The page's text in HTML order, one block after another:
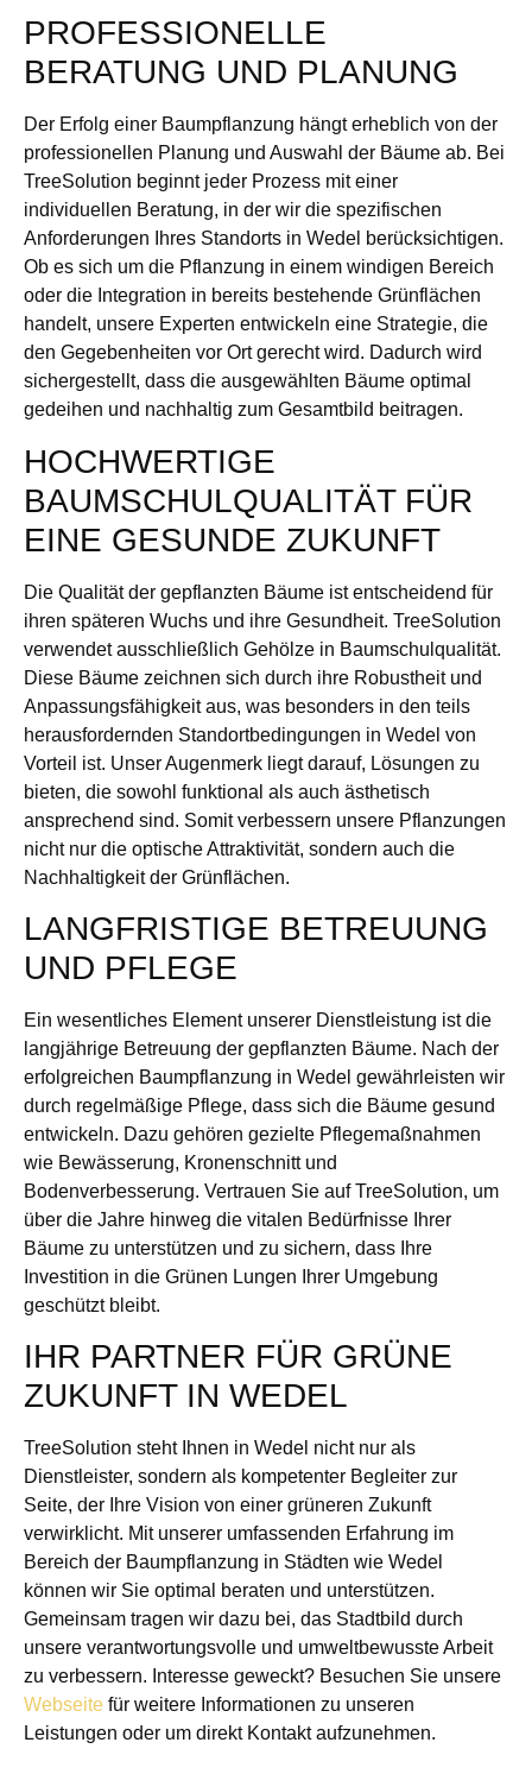
PROFESSIONELLE
BERATUNG UND PLANUNG
Der Erfolg einer Baumpflanzung hängt erheblich von der
professionellen Planung und Auswahl der Bäume ab. Bei
TreeSolution beginnt jeder Prozess mit einer
individuellen Beratung, in der wir die spezifischen
Anforderungen Ihres Standorts in Wedel berücksichtigen.
Ob es sich um die Pflanzung in einem windigen Bereich
oder die Integration in bereits bestehende Grünflächen
handelt, unsere Experten entwickeln eine Strategie, die
den Gegebenheiten vor Ort gerecht wird. Dadurch wird
sichergestellt, dass die ausgewählten Bäume optimal
gedeihen und nachhaltig zum Gesamtbild beitragen.
HOCHWERTIGE
BAUMSCHULQUALITÄT FÜR
EINE GESUNDE ZUKUNFT
Die Qualität der gepflanzten Bäume ist entscheidend für
ihren späteren Wuchs und ihre Gesundheit. TreeSolution
verwendet ausschließlich Gehölze in Baumschulqualität.
Diese Bäume zeichnen sich durch ihre Robustheit und
Anpassungsfähigkeit aus, was besonders in den teils
herausfordernden Standortbedingungen in Wedel von
Vorteil ist. Unser Augenmerk liegt darauf, Lösungen zu
bieten, die sowohl funktional als auch ästhetisch
ansprechend sind. Somit verbessern unsere Pflanzungen
nicht nur die optische Attraktivität, sondern auch die
Nachhaltigkeit der Grünflächen.
LANGFRISTIGE BETREUUNG
UND PFLEGE
Ein wesentliches Element unserer Dienstleistung ist die
langjährige Betreuung der gepflanzten Bäume. Nach der
erfolgreichen Baumpflanzung in Wedel gewährleisten wir
durch regelmäßige Pflege, dass sich die Bäume gesund
entwickeln. Dazu gehören gezielte Pflegemaßnahmen
wie Bewässerung, Kronenschnitt und
Bodenverbesserung. Vertrauen Sie auf TreeSolution, um
über die Jahre hinweg die vitalen Bedürfnisse Ihrer
Bäume zu unterstützen und zu sichern, dass Ihre
Investition in die Grünen Lungen Ihrer Umgebung
geschützt bleibt.
IHR PARTNER FÜR GRÜNE
ZUKUNFT IN WEDEL
TreeSolution steht Ihnen in Wedel nicht nur als
Dienstleister, sondern als kompetenter Begleiter zur
Seite, der Ihre Vision von einer grüneren Zukunft
verwirklicht. Mit unserer umfassenden Erfahrung im
Bereich der Baumpflanzung in Städten wie Wedel
können wir Sie optimal beraten und unterstützen.
Gemeinsam tragen wir dazu bei, das Stadtbild durch
unsere verantwortungsvolle und umweltbewusste Arbeit
zu verbessern. Interesse geweckt? Besuchen Sie unsere
Webseite für weitere Informationen zu unseren
Leistungen oder um direkt Kontakt aufzunehmen.